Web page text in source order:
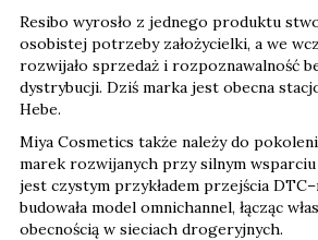
Resibo wyrosło z jednego produktu
osobistej potrzeby założycielki, a we
rozwijało sprzedaż i rozpoznawalność
dystrybucji. Dziś marka jest obecna
Hebe.
Miya Cosmetics także należy do
marek rozwijanych przy silnym
jest czystym przykładem przejścia
budowała model omnichannel, łącząc
obecnością w sieciach drogeryjnych.